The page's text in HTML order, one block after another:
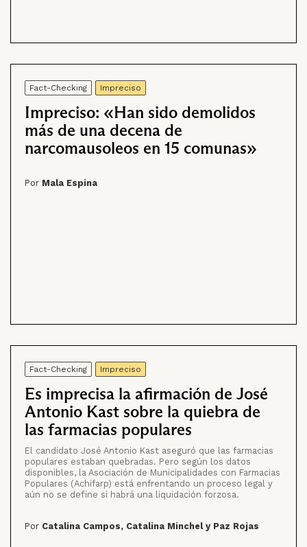
Fact-Checking Impreciso
Impreciso: «Han sido demolidos
más de una decena de
narcomausoleos en 15 comunas»
Por Mala Espina
Fact-Checking Impreciso
Es imprecisa la afirmación de José
Antonio Kast sobre la quiebra de
las farmacias populares
El candidato José Antonio Kast aseguró que las farmacias
populares estaban quebradas. Pero según los datos
disponibles, la Asociación de Municipalidades con Farmacias
Populares (Achifarp) está enfrentando un proceso legal y
aún no se define si habrá una liquidación forzosa.
Por Catalina Campos, Catalina Minchel y Paz Rojas